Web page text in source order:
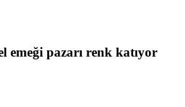
emeği pazarı renk katıyor